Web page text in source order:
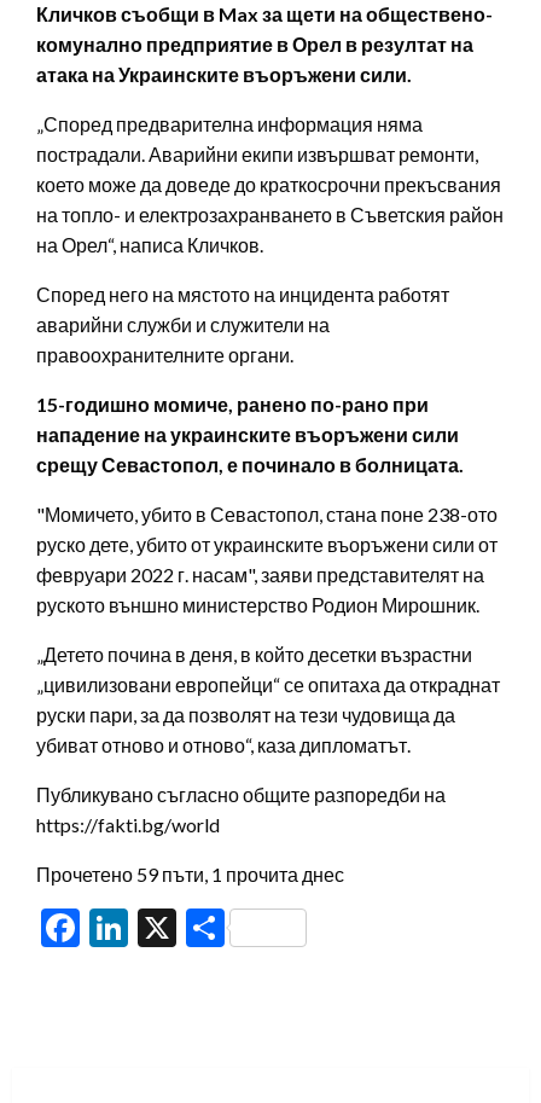
Кличков съобщи в Max за щети на обществено-
комунално предприятие в Орел в резултат на
атака на Украинските въоръжени сили.
„Според предварителна информация няма
пострадали. Аварийни екипи извършват ремонти,
което може да доведе до краткосрочни прекъсвания
на топло- и електрозахранването в Съветския район
на Орел“, написа Кличков.
Според него на мястото на инцидента работят
аварийни служби и служители на
правоохранителните органи.
15-годишно момиче, ранено по-рано при
нападение на украинските въоръжени сили
срещу Севастопол, е починало в болницата.
"Момичето, убито в Севастопол, стана поне 238-ото
руско дете, убито от украинските въоръжени сили от
февруари 2022 г. насам", заяви представителят на
руското външно министерство Родион Мирошник.
„Детето почина в деня, в който десетки възрастни
„цивилизовани европейци“ се опитаха да откраднат
руски пари, за да позволят на тези чудовища да
убиват отново и отново“, каза дипломатът.
Публикувано съгласно общите разпоредби на
https://fakti.bg/world
Прочетено 59 пъти, 1 прочита днес
Facebook
LinkedIn
X Share